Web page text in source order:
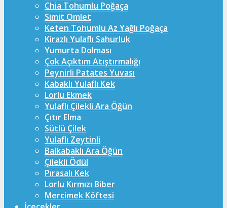
Chia Tohumlu Poğaça
Simit Omlet
Keten Tohumlu Az Yağlı Poğaça
Kirazlı Yulaflı Sahurluk
Yumurta Dolması
Çok Açıktım Atıştırmalığı
Peynirli Patates Yuvası
Kabaklı Yulaflı Kek
Lorlu Ekmek
Yulaflı Çilekli Ara Öğün
Çıtır Elma
Sütlü Çilek
Yulaflı Zeytinli
Balkabaklı Ara Öğün
Çilekli Ödül
Pırasalı Kek
Lorlu Kırmızı Biber
Mercimek Köftesi